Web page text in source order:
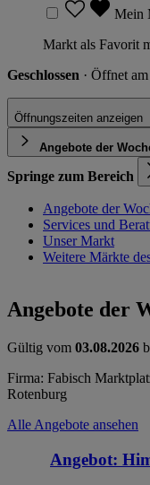
Mein
Markt als Favorit
Geschlossen · Öffnet
Öffnungszeiten anzeigen
Angebote der
Springe zum Bereich
Angebote der
Services und
Unser Markt
Weitere Märkte
Angebote der
Gültig vom 03.08.2026
Firma: Fabisch
Rotenburg
Alle Angebote ansehen
Angebot: